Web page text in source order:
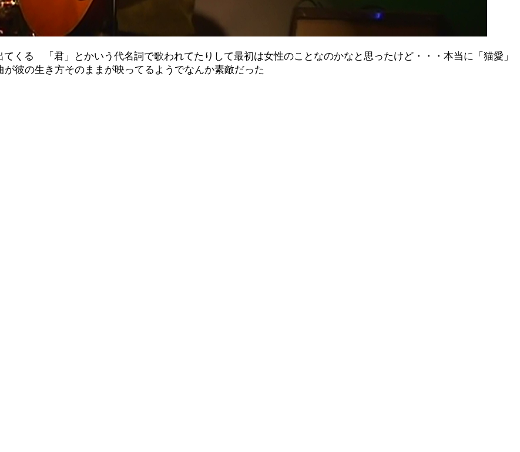
てくる 「君」とかいう代名詞で歌われてたりして最初は女性のことなのかなと思ったけど・・・本当に「猫愛」
彼の生き方そのままが映ってるようでなんか素敵だった